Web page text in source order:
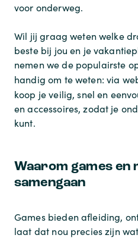
voor onderweg.
Wil jij graag weten welke
beste bij jou en je
nemen we de populairste
handig om te weten: via
koop je veilig, snel en
en accessoires, zodat je
kunt.
Waarom games en
samengaan
Games bieden afleiding,
laat dat nou precies zijn